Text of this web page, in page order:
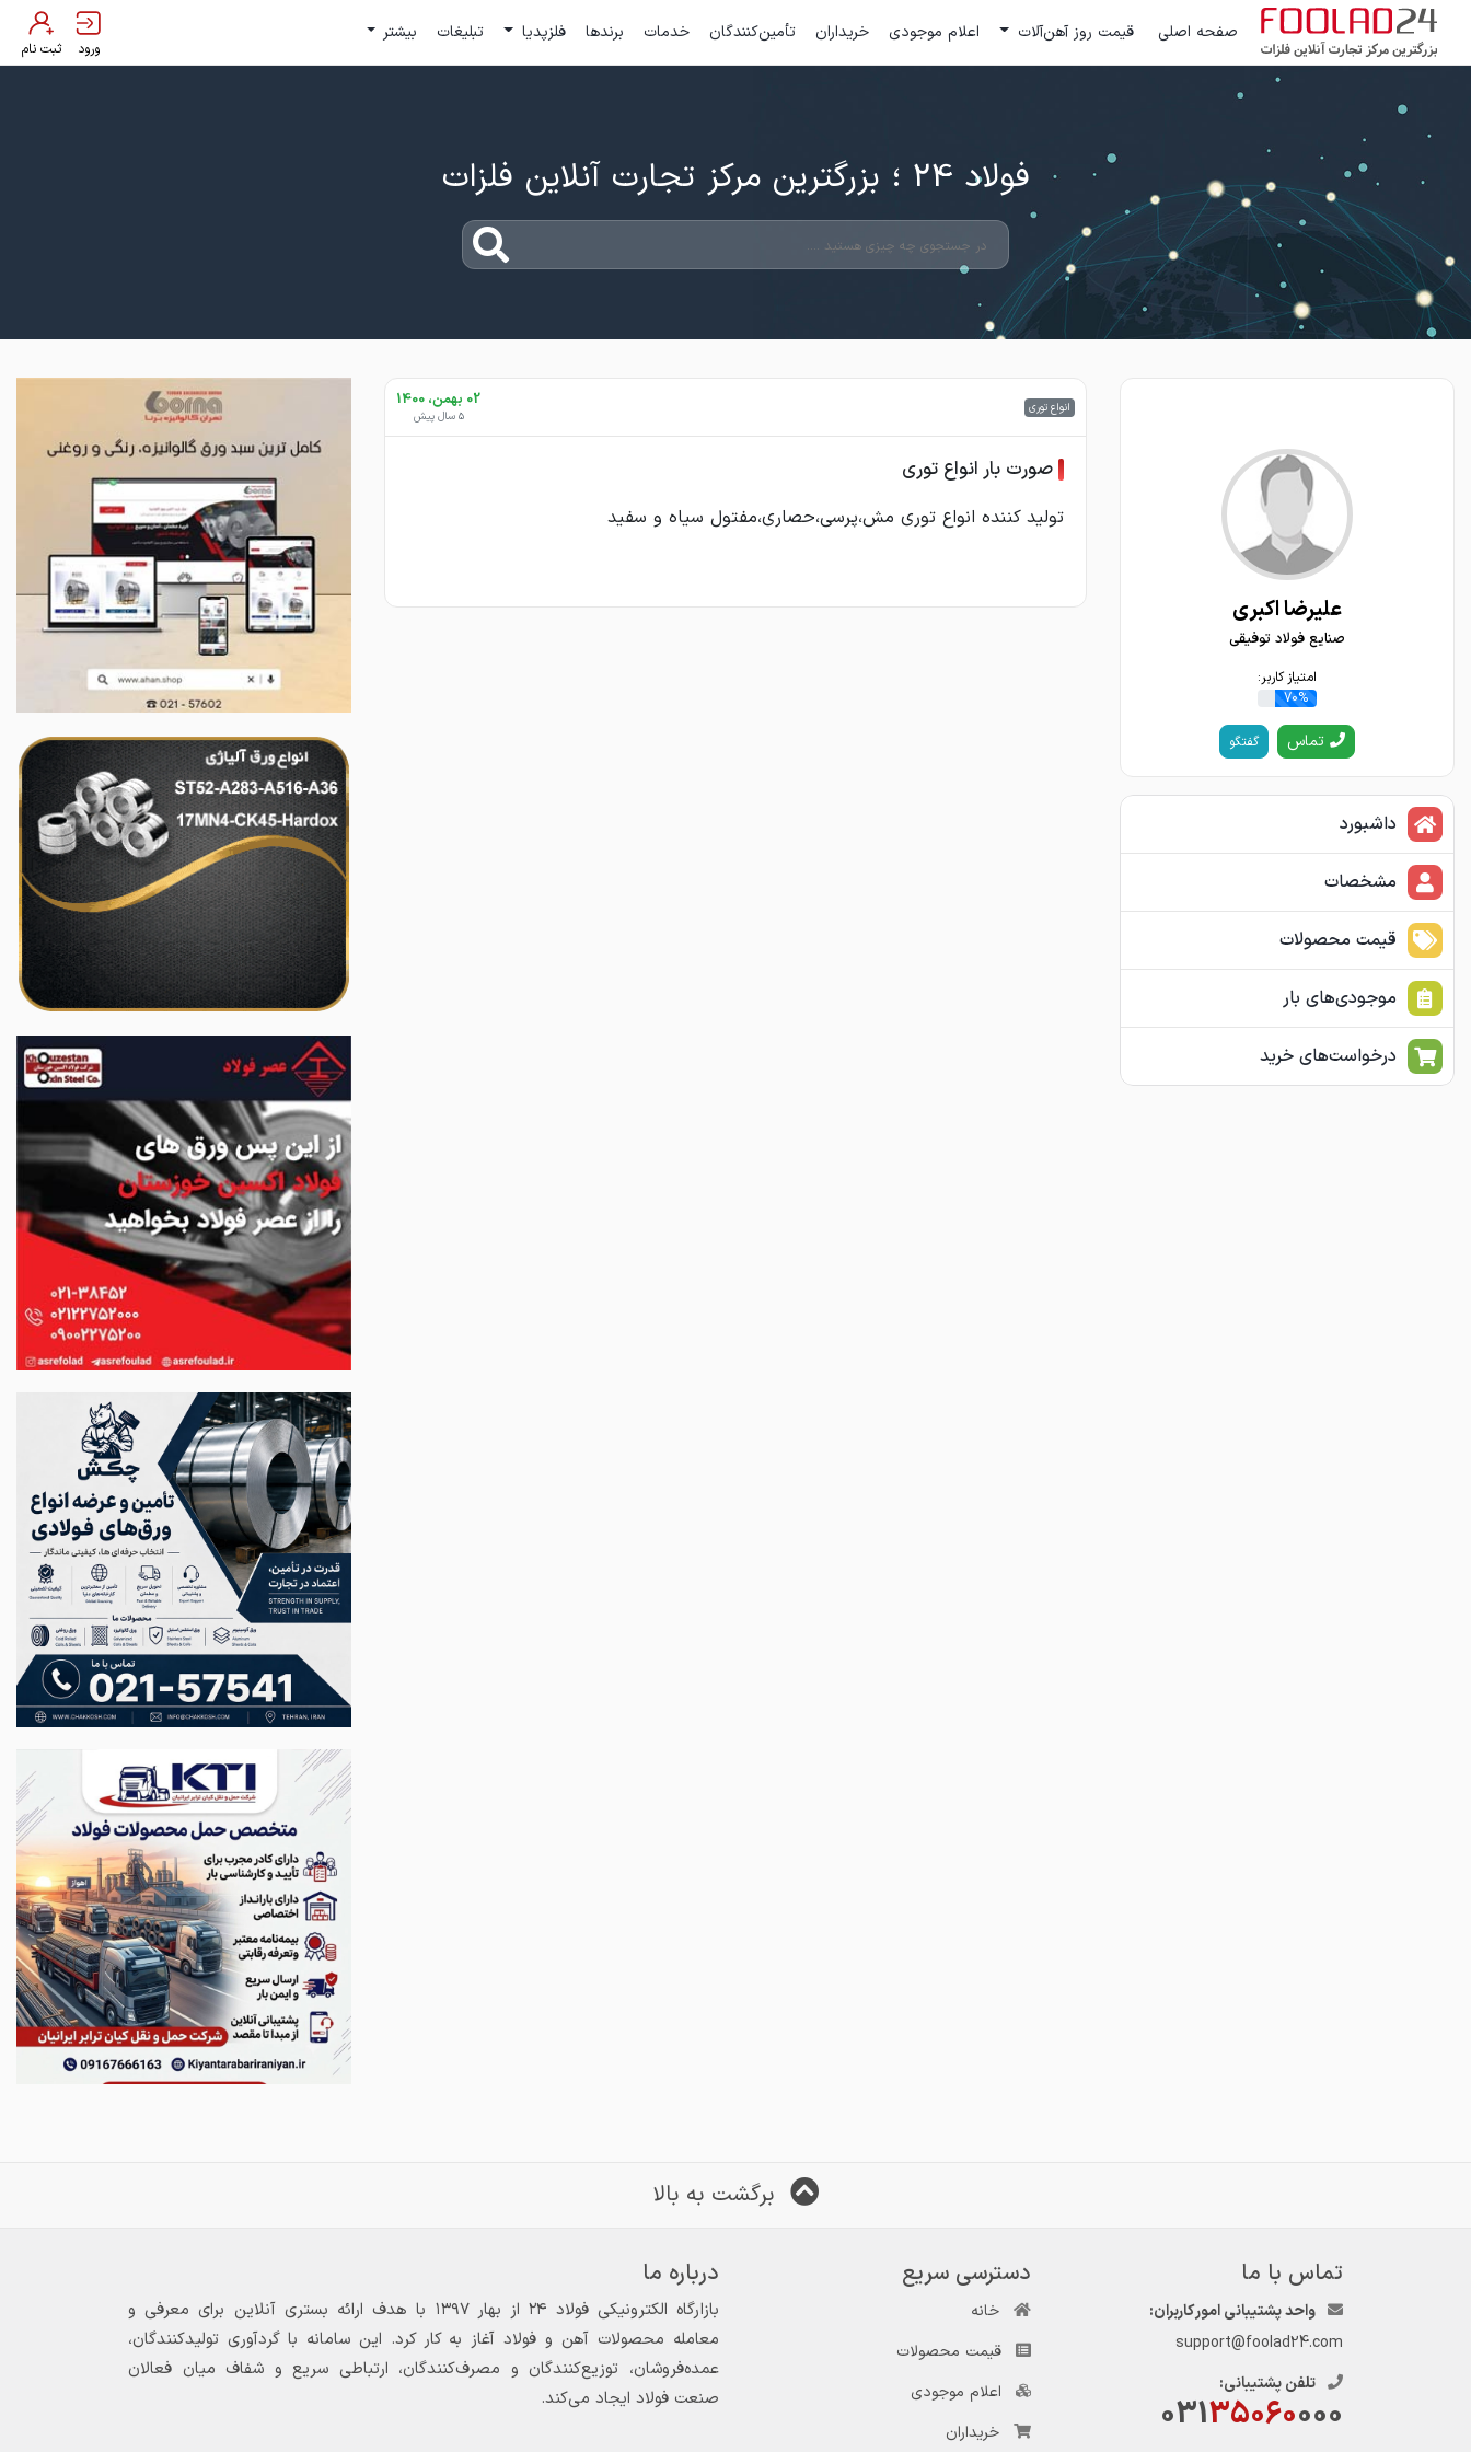
صفحه اصلی قیمت روز آهن‌آلات اعلام موجودی خریداران تأمین‌کنندگان خدمات برندها فلزپدیا تبلیغات بیشتر
ورود ثبت نام
فولاد 24 ؛ بزرگترین مرکز تجارت آنلاین فلزات
علیرضا اکبری
صنایع فولاد توفیقی
امتیاز کاربر:
70%
تماس گفتگو
داشبورد
مشخصات
قیمت محصولات
موجودی‌های بار
درخواست‌های خرید
انواع توری 02 بهمن، 1400
5 سال پیش
صورت بار انواع توری
تولید کننده انواع توری مش،پرسی،حصاری،مفتول سیاه و سفید
برگشت به بالا
تماس با ما
واحد پشتیبانی امور کاربران:
support@foolad24.com
تلفن پشتیبانی:
03135060000
دسترسی سریع
خانه
قیمت محصولات
اعلام موجودی
خریداران
درباره ما
بازارگاه الکترونیکی فولاد ۲۴ از بهار ۱۳۹۷ با هدف ارائه بستری آنلاین برای معرفی و
معامله محصولات آهن و فولاد آغاز به کار کرد. این سامانه با گردآوری تولیدکنندگان،
عمده‌فروشان، توزیع‌کنندگان و مصرف‌کنندگان، ارتباطی سریع و شفاف میان فعالان
صنعت فولاد ایجاد می‌کند.